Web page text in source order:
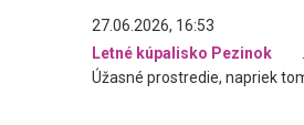
27.06.2026, 16:53
Letné kúpalisko Pezinok